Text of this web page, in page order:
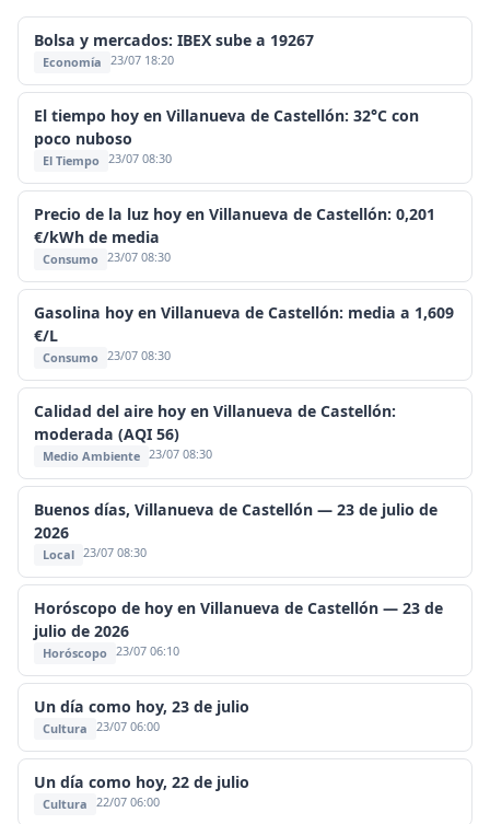
Bolsa y mercados: IBEX sube a 19267
Economía 23/07 18:20
El tiempo hoy en Villanueva de Castellón: 32°C con
poco nuboso
El Tiempo 23/07 08:30
Precio de la luz hoy en Villanueva de Castellón: 0,201
€/kWh de media
Consumo 23/07 08:30
Gasolina hoy en Villanueva de Castellón: media a 1,609
€/L
Consumo 23/07 08:30
Calidad del aire hoy en Villanueva de Castellón:
moderada (AQI 56)
Medio Ambiente 23/07 08:30
Buenos días, Villanueva de Castellón — 23 de julio de
2026
Local 23/07 08:30
Horóscopo de hoy en Villanueva de Castellón — 23 de
julio de 2026
Horóscopo 23/07 06:10
Un día como hoy, 23 de julio
Cultura 23/07 06:00
Un día como hoy, 22 de julio
Cultura 22/07 06:00